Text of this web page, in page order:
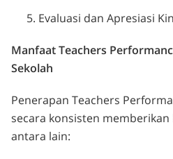
Evaluasi dan Apresiasi
Manfaat Teachers
Sekolah
Penerapan Teachers
secara konsisten
antara lain: